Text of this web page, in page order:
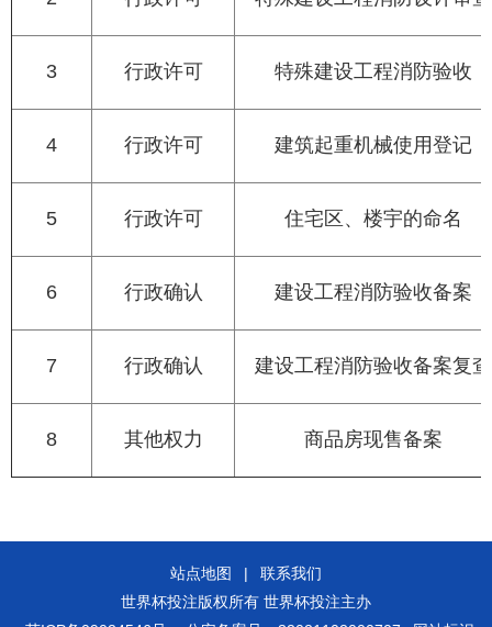
3 行政许可 特殊建设工程消防验收
4 行政许可 建筑起重机械使用登记
5 行政许可 住宅区、楼宇的命名
6 行政确认 建设工程消防验收备案
7 行政确认 建设工程消防验收备案复查
8 其他权力 商品房现售备案
站点地图 |
联系我们
世界杯投注版权所有 世界杯投注主办